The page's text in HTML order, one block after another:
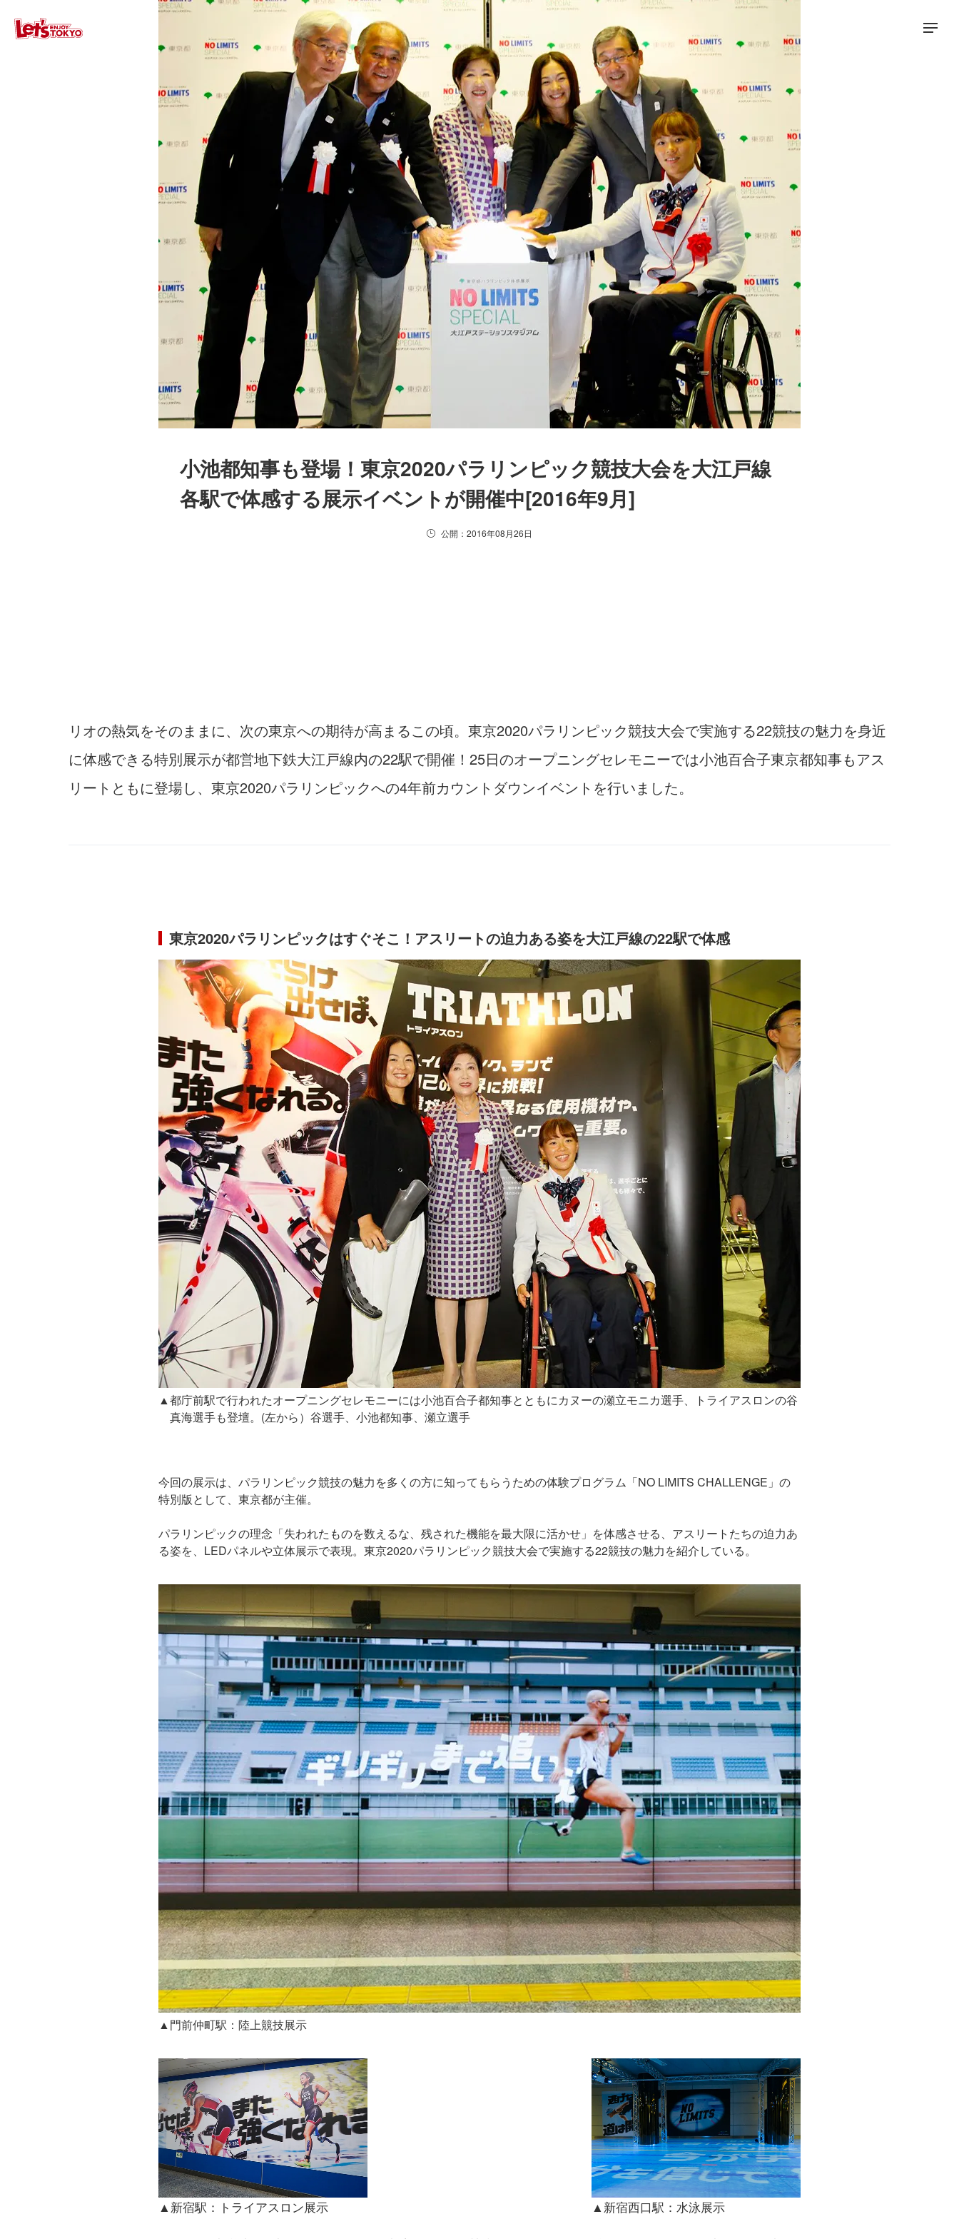
小池都知事も登場！東京2020パラリンピック競技大会を大江戸線
各駅で体感する展示イベントが開催中[2016年9月]
公開：2016年08月26日
リオの熱気をそのままに、次の東京への期待が高まるこの頃。東京2020パラリンピック競技大会で実施する22競技の魅力を身近
に体感できる特別展示が都営地下鉄大江戸線内の22駅で開催！25日のオープニングセレモニーでは小池百合子東京都知事もアス
リートともに登場し、東京2020パラリンピックへの4年前カウントダウンイベントを行いました。
東京2020パラリンピックはすぐそこ！アスリートの迫力ある姿を大江戸線の22駅で体感
▲都庁前駅で行われたオープニングセレモニーには小池百合子都知事とともにカヌーの瀬立モニカ選手、トライアスロンの谷
真海選手も登壇。(左から）谷選手、小池都知事、瀬立選手
今回の展示は、パラリンピック競技の魅力を多くの方に知ってもらうための体験プログラム「NO LIMITS CHALLENGE」の
特別版として、東京都が主催。
パラリンピックの理念「失われたものを数えるな、残された機能を最大限に活かせ」を体感させる、アスリートたちの迫力あ
る姿を、LEDパネルや立体展示で表現。東京2020パラリンピック競技大会で実施する22競技の魅力を紹介している。
▲門前仲町駅：陸上競技展示
▲新宿駅：トライアスロン展示 ▲新宿西口駅：水泳展示